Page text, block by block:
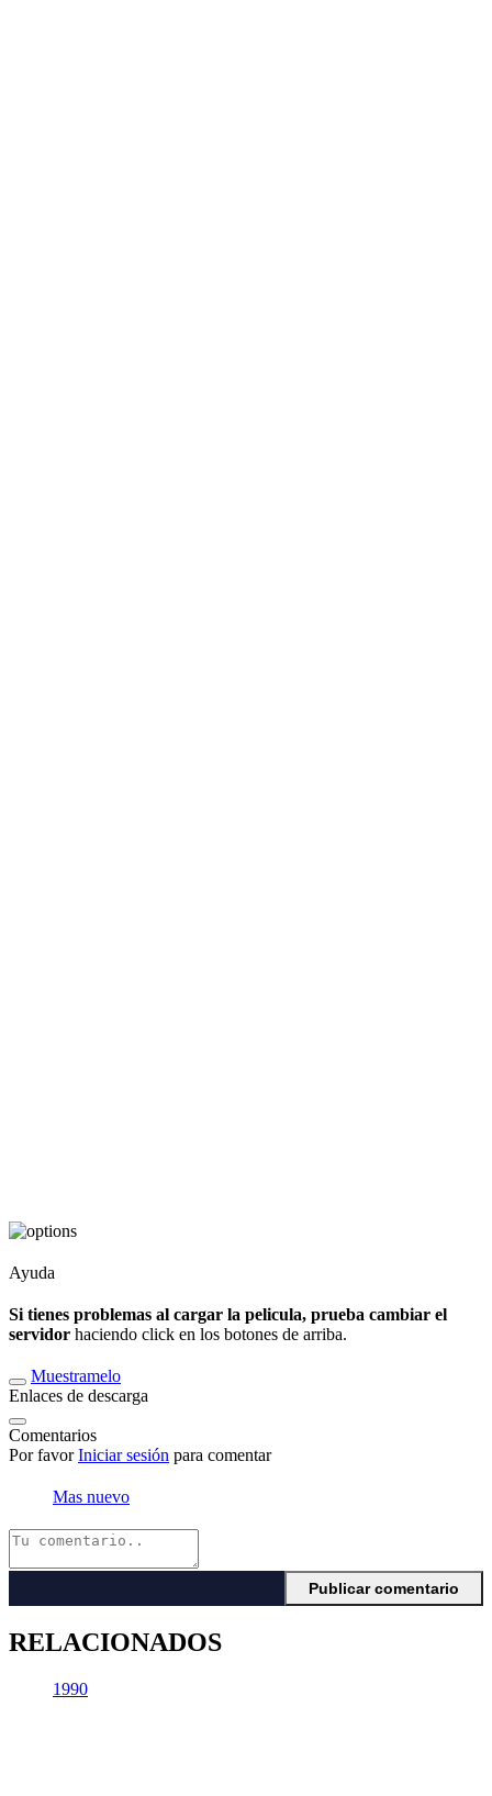
Ayuda
Si tienes problemas al cargar la pelicula, prueba cambiar el
servidor haciendo click en los botones de arriba.
Muestramelo
Enlaces de descarga
Comentarios
Por favorIniciar sesión para comentar
Mas nuevo
RELACIONADOS
1990